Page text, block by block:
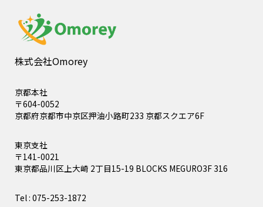
株式会社Omorey
京都本社
〒604-0052
京都府京都市中京区押油小路町233 京都スクエア6F
東京支社
〒141-0021
東京都品川区上大崎 2丁目15-19 BLOCKS MEGURO3F 316
Tel : 075-253-1872